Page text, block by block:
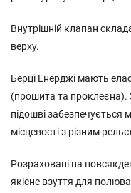
Внутрішній клапан
верху.
Берці Енерджі мають
(прошита та проклеєна).
підошві
місцевості з різним
Розраховані на
якісне взуття для